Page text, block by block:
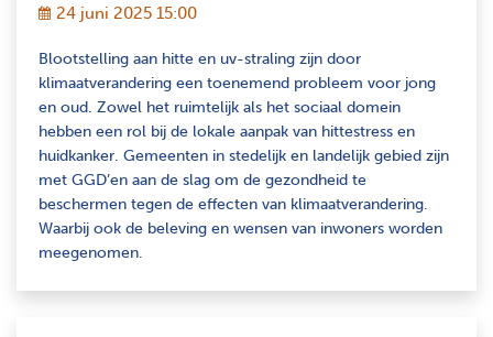
24 juni 2025 15:00
Blootstelling aan hitte en uv-straling zijn door
klimaatverandering een toenemend probleem voor jong
en oud. Zowel het ruimtelijk als het sociaal domein
hebben een rol bij de lokale aanpak van hittestress en
huidkanker. Gemeenten in stedelijk en landelijk gebied zijn
met GGD’en aan de slag om de gezondheid te
beschermen tegen de effecten van klimaatverandering.
Waarbij ook de beleving en wensen van inwoners worden
meegenomen.